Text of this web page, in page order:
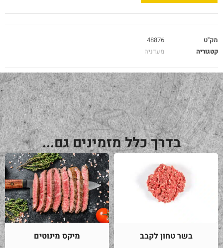
מק"ט
48876
קטגוריה
מעדניה
בדרך כלל מזמינים גם...
בשר טחון לקבב מיקס מינוטים